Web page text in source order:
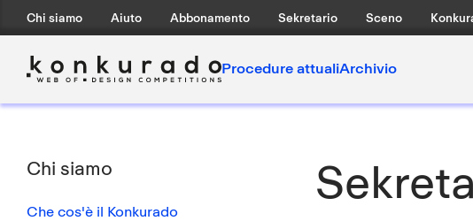
Chi siamo Aiuto Abbonamento Sekretario Sceno
Procedure attualiArchivio
Chi siamo
Che cos'è il Konkurado